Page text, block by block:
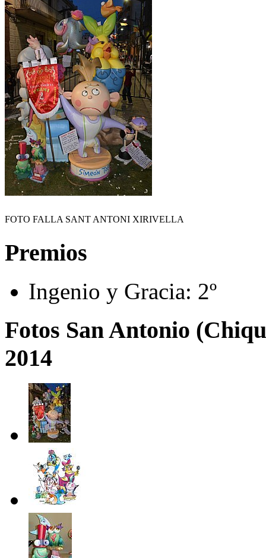
FOTO FALLA SANT ANTONI XIRIVELLA
Premios
Ingenio y Gracia: 2º
Fotos San Antonio
2014